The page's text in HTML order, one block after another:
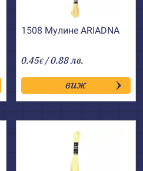
1508 Мулине АRIADNA
0.45€ / 0.88 лв.
виж